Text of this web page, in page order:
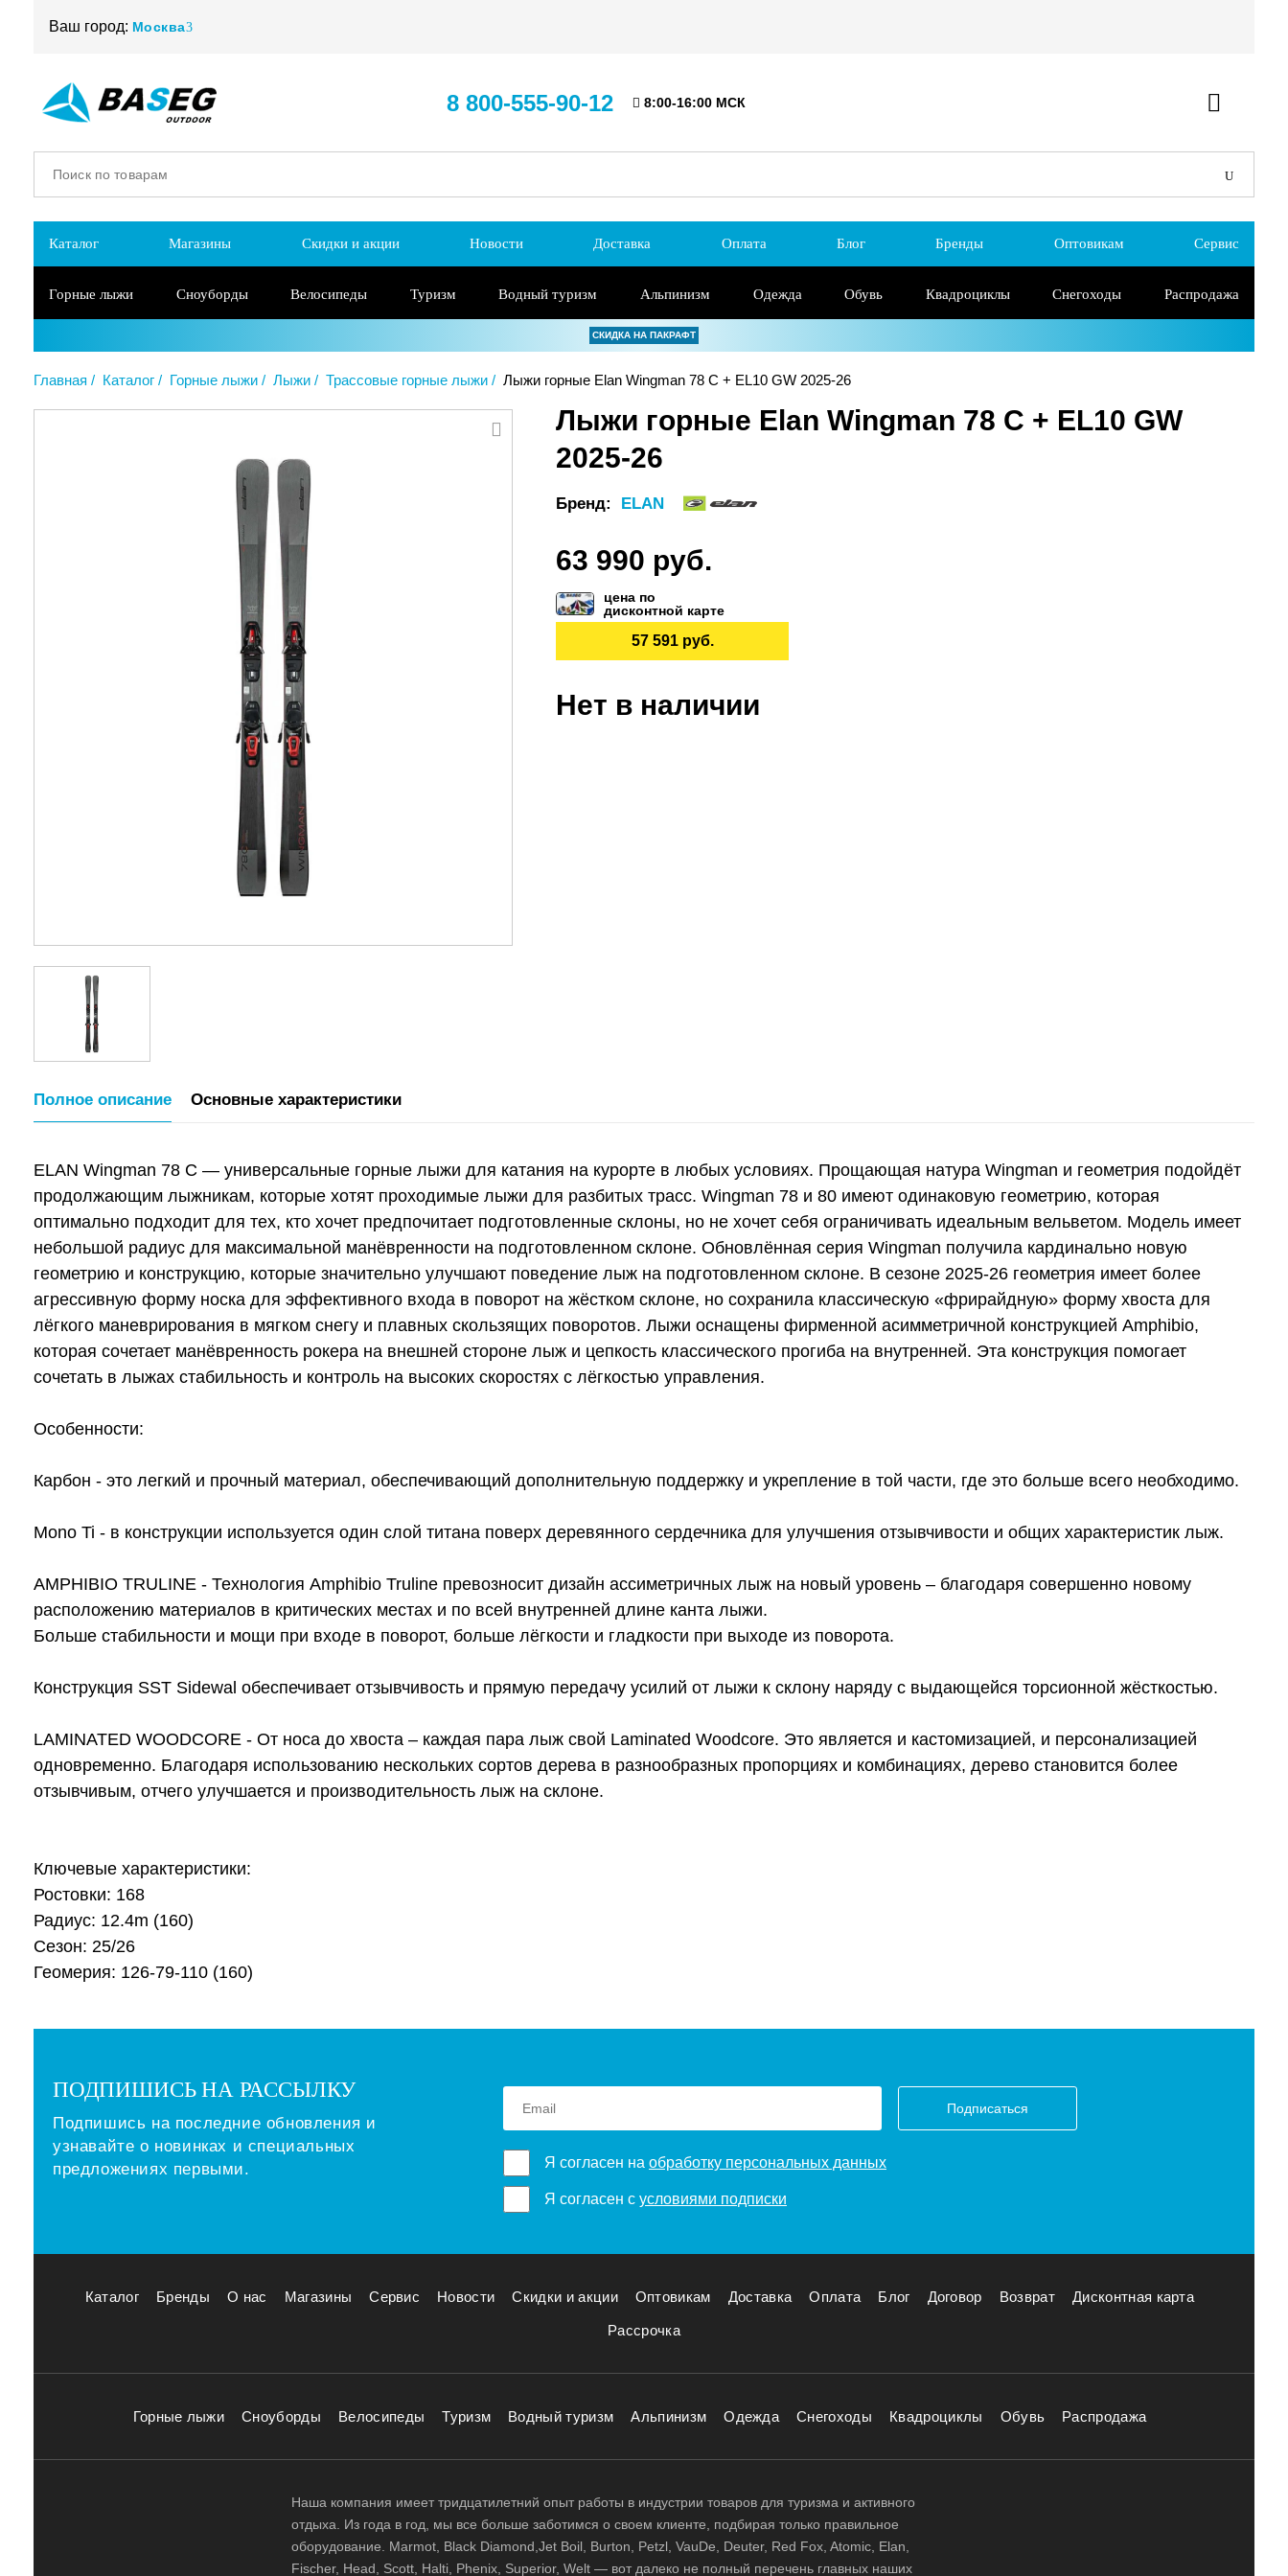
Ваш город: Москва
8 800-555-90-12 8:00-16:00 МСК
Каталог Магазины Скидки и акции Новости Доставка Оплата Блог Бренды Оптовикам Сервис
Горные лыжи Сноуборды Велосипеды Туризм Водный туризм Альпинизм Одежда Обувь Квадроциклы Снегоходы Распродажа
СКИДКА НА ПАКРАФТ
Главная Каталог Горные лыжи Лыжи Трассовые горные лыжи Лыжи горные Elan Wingman 78 C + EL10 GW 2025-26
Лыжи горные Elan Wingman 78 C + EL10 GW
2025-26
Бренд: ELAN
63 990 руб.
цена по
дисконтной карте
57 591 руб.
Нет в наличии
Полное описание Основные характеристики
ELAN Wingman 78 C — универсальные горные лыжи для катания на курорте в любых условиях. Прощающая натура Wingman и геометрия подойдёт
продолжающим лыжникам, которые хотят проходимые лыжи для разбитых трасс. Wingman 78 и 80 имеют одинаковую геометрию, которая
оптимально подходит для тех, кто хочет предпочитает подготовленные склоны, но не хочет себя ограничивать идеальным вельветом. Модель имеет
небольшой радиус для максимальной манёвренности на подготовленном склоне. Обновлённая серия Wingman получила кардинально новую
геометрию и конструкцию, которые значительно улучшают поведение лыж на подготовленном склоне. В сезоне 2025-26 геометрия имеет более
агрессивную форму носка для эффективного входа в поворот на жёстком склоне, но сохранила классическую «фрирайдную» форму хвоста для
лёгкого маневрирования в мягком снегу и плавных скользящих поворотов. Лыжи оснащены фирменной асимметричной конструкцией Amphibio,
которая сочетает манёвренность рокера на внешней стороне лыж и цепкость классического прогиба на внутренней. Эта конструкция помогает
сочетать в лыжах стабильность и контроль на высоких скоростях с лёгкостью управления.
Особенности:
Карбон - это легкий и прочный материал, обеспечивающий дополнительную поддержку и укрепление в той части, где это больше всего необходимо.
Mono Ti - в конструкции используется один слой титана поверх деревянного сердечника для улучшения отзывчивости и общих характеристик лыж.
AMPHIBIO TRULINE - Технология Amphibio Truline превозносит дизайн ассиметричных лыж на новый уровень – благодаря совершенно новому
расположению материалов в критических местах и по всей внутренней длине канта лыжи.
Больше стабильности и мощи при входе в поворот, больше лёгкости и гладкости при выходе из поворота.
Конструкция SST Sidewal обеспечивает отзывчивость и прямую передачу усилий от лыжи к склону наряду с выдающейся торсионной жёсткостью.
LAMINATED WOODCORE - От носа до хвоста – каждая пара лыж свой Laminated Woodcore. Это является и кастомизацией, и персонализацией
одновременно. Благодаря использованию нескольких сортов дерева в разнообразных пропорциях и комбинациях, дерево становится более
отзывчивым, отчего улучшается и производительность лыж на склоне.
Ключевые характеристики:
Ростовки: 168
Радиус: 12.4m (160)
Сезон: 25/26
Геомерия: 126-79-110 (160)
ПОДПИШИСЬ НА РАССЫЛКУ
Подпишись на последние обновления и
узнавайте о новинках и специальных
предложениях первыми.
Подписаться
Я согласен на обработку персональных данных
Я согласен с условиями подписки
Каталог Бренды О нас Магазины Сервис Новости Скидки и акции Оптовикам Доставка Оплата Блог Договор Возврат Дисконтная карта
Рассрочка
Горные лыжи Сноуборды Велосипеды Туризм Водный туризм Альпинизм Одежда Снегоходы Квадроциклы Обувь Распродажа
Наша компания имеет тридцатилетний опыт работы в индустрии товаров для туризма и активного
отдыха. Из года в год, мы все больше заботимся о своем клиенте, подбирая только правильное
оборудование. Marmot, Black Diamond,Jet Boil, Burton, Petzl, VauDe, Deuter, Red Fox, Atomic, Elan,
Fischer, Head, Scott, Halti, Phenix, Superior, Welt — вот далеко не полный перечень главных наших